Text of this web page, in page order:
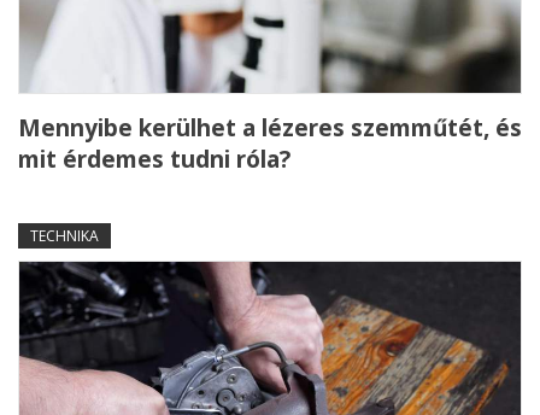
Mennyibe kerülhet a lézeres szemműtét, és
mit érdemes tudni róla?
TECHNIKA